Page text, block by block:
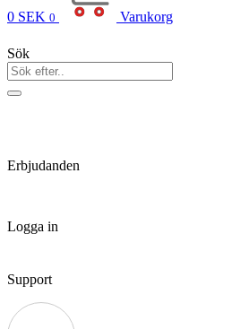
0 SEK 0 Varukorg
Sök
Erbjudanden
Logga in
Support